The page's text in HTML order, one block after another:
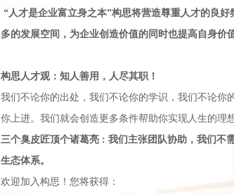
“人才是企业富立身之本”构思将营造尊重人才的良
多的发展空间，为企业创造价值的同时也提高自身价
构思人才观：知人善用，人尽其职！
我们不论你的出处，我们不论你的学识，我们不论
你上进。我们就会创造更多条件帮助你实现人生的理
三个臭皮匠顶个诸葛亮 : 我们主张团队协助，我们不
生态体系。
欢迎加入构思！您将获得：